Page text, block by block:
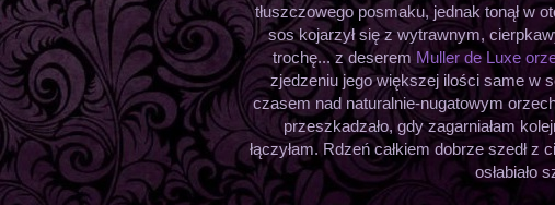
tłuszczowego posmaku, jednak tonął w
sos kojarzył się z wytrawnym,
trochę... z deserem Muller de Luxe
zjedzeniu jego większej ilości same w
czasem nad naturalnie-nugatowym
przeszkadzało, gdy zagarniałam
łączyłam. Rdzeń całkiem dobrze szedł
osłabiało